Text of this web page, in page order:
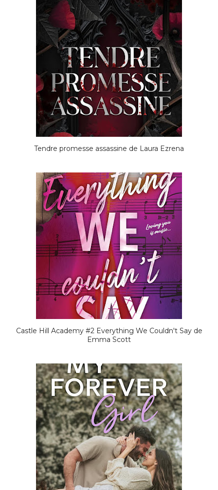
Tendre promesse assassine de Laura Ezrena
Castle Hill Academy #2 Everything We Couldn't Say de
Emma Scott